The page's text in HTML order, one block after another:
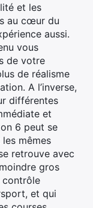
et les
au cœur du
aussi.
vous
de votre
de réalisme
A l’inverse,
différentes
et
6 peut se
mêmes
retrouve avec
gros
contrôle
et qui